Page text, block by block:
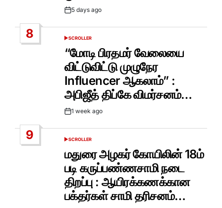
Post5 days ago
8
POSTED
IN
SCROLLER
“மோடி பிரதமர் வேலையை
விட்டுவிட்டு முழுநேர
Influencer ஆகலாம்” :
அபிஜீத் திப்கே விமர்சனம்…
Post1 week ago
9
POSTED
SCROLLER
மதுரை அழகர் கோயிலின் 18ம்
படி கருப்பண்ணசாமி நடை
திறப்பு : ஆயிரக்கணக்கான
பக்தர்கள் சாமி தரிசனம்…